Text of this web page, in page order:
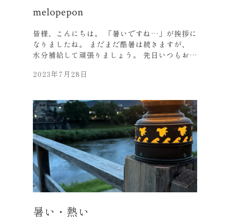
が、 このままだと旧暦もどんどん実感がなく、
れも無理せずご自愛ください。
melopepon
皆様、こんにちは。 「暑いですね…」が挨拶に
なりましたね。 まだまだ酷暑は続きますが、
水分補給して頑張りましょう。 先日いつもお世
ました。 お仕事も頂いているのに「メロン」も
丘メロン」…京丹後市 久美浜町、 きれいな
水・昼夜の気温差・砂丘地で水はけが良い…等
で美味しく出来るとの事。 同封の説明書の、食
べ頃目安日までジッと我慢…。 食べる直前に冷
蔵庫に入れて食べました。 甘い甘い甘い…本当
に美味しく頂きました。 メロン狩りもあるそう
で、 是非来年は行ってみたいと思います。 表
題のmelopepon、メロンという名前はギリ
シャ語の 「りんごのようなうり」が語源だそう
です。 それでは皆様、くれぐれもご自愛くださ
い。
2023年7月28日
暑い・熱い